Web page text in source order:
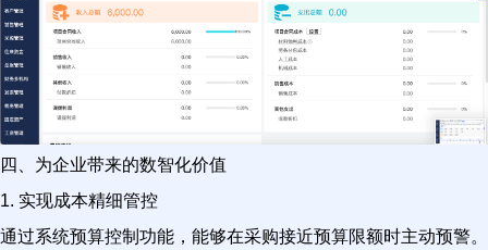
四、为企业带来的数智化价值
1. 实现成本精细管控
通过系统预算控制功能，能够在采购接近预算限额时主动预警。